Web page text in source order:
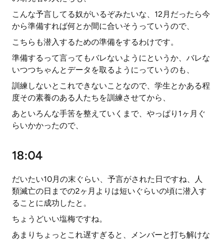
こんな予言してる奴がいるぞみたいな、12月だったら今
から準備すれば何とか間に合いそうっていうので、
こちらも潜入するための準備をするわけです。
準備するって言ってもバレないようにというか、バレな
いつつちゃんとデータを取るようにっていうのも、
訓練しないとこれできないことなので、学生とかある程
度その素養のある人たちを訓練させてから、
あといろんな手筈を整えていくまで、やっぱり1ヶ月ぐ
らいかかったので、
18:04
だいたい10月の末ぐらい、予言がされた日ですね、人
類滅亡の日までの2ヶ月よりは短いぐらいの頃に潜入す
ることに成功したと。
ちょうどいい塩梅ですね。
あまりちょっとこれ遅すぎると、メンバーと打ち解けな